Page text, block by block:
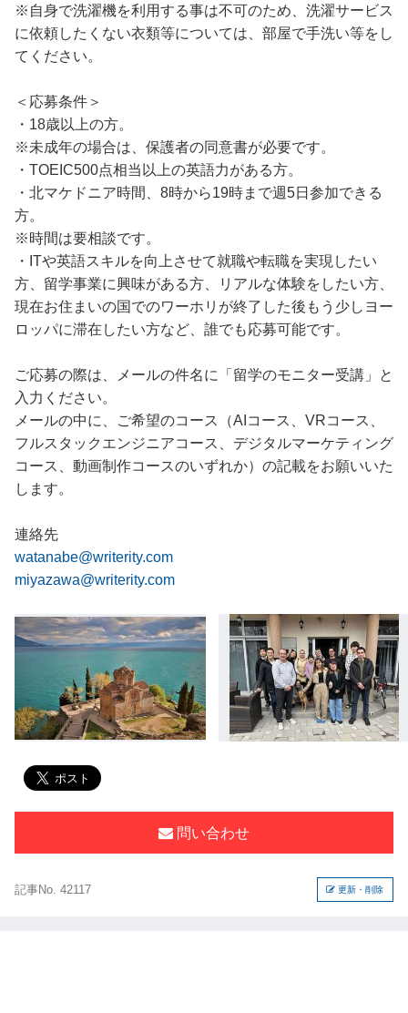
※自身で洗濯機を利用する事は不可のため、洗濯サービス
に依頼したくない衣類等については、部屋で手洗い等をし
てください。
＜応募条件＞
・18歳以上の方。
※未成年の場合は、保護者の同意書が必要です。
・TOEIC500点相当以上の英語力がある方。
・北マケドニア時間、8時から19時まで週5日参加できる
方。
※時間は要相談です。
・ITや英語スキルを向上させて就職や転職を実現したい
方、留学事業に興味がある方、リアルな体験をしたい方、
現在お住まいの国でのワーホリが終了した後もう少しヨー
ロッパに滞在したい方など、誰でも応募可能です。
ご応募の際は、メールの件名に「留学のモニター受講」と
入力ください。
メールの中に、ご希望のコース（AIコース、VRコース、
フルスタックエンジニアコース、デジタルマーケティング
コース、動画制作コースのいずれか）の記載をお願いいた
します。
連絡先
watanabe@writerity.com
miyazawa@writerity.com
問い合わせ
記事No. 42117 更新・削除